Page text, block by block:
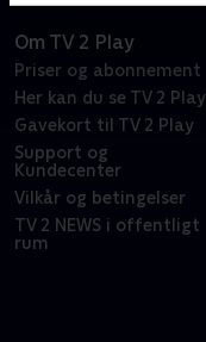
Om TV 2 Play
Priser og abonnement
Her kan du se TV 2 Play
Gavekort til TV 2 Play
Support og
Kundecenter
Vilkår og betingelser
TV 2 NEWS i offentligt
rum